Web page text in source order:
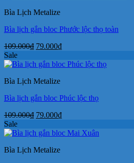
Bìa Lịch Metalize
Bìa lịch gắn bloc Phước lộc thọ toàn
109.000₫ Giá
là:
79.000₫Giá
tại
Sale
Bìa Lịch Metalize
Bìa lịch gắn bloc Phúc lộc thọ
109.000₫ Giá
là:
79.000₫Giá
tại
Sale
Bìa Lịch Metalize